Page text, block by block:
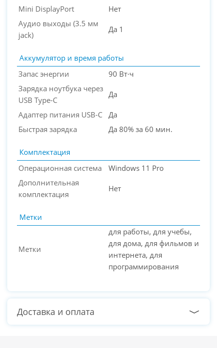
Mini DisplayPort
Нет
Аудио выходы (3.5 мм
jack)
Да 1
Аккумулятор и время работы
Запас энергии
90 Вт·ч
Зарядка ноутбука через
USB Type-C
Да
Адаптер питания USB-C
Да
Быстрая зарядка
Да 80% за 60 мин.
Комплектация
Операционная система
Windows 11 Pro
Дополнительная
комплектация
Нет
Метки
Метки
для работы, для учебы,
для дома, для фильмов и
интернета, для
программирования
Доставка и оплата